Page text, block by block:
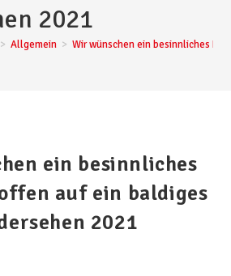
2021
> Allgemein > Wir wünschen ein besinnliches
ein besinnliches
auf ein baldiges
2021